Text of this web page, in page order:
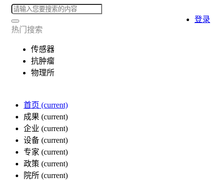
热门搜索
传感器
抗肿瘤
物理所
首页 (current)
成果 (current)
企业 (current)
设备 (current)
专家 (current)
政策 (current)
院所 (current)
登录